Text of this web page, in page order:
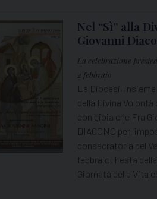
Nel “Sì” alla
Giovanni
La celebrazione
2 febbraio
La Diocesi,
della Divina Volontà
con gioia che Fra
DIACONO per
consacratoria del
febbraio, Festa
Giornata della Vita